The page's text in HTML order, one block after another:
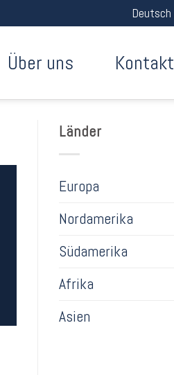
Deutsch
Über uns Kontakt
Länder
Europa
Nordamerika
Südamerika
Afrika
Asien